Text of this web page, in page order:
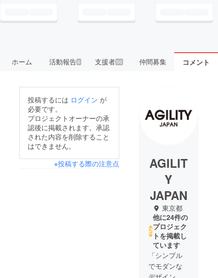
ホーム 活動報告6 支援者50 仲間募集 コメント
投稿するには ログイン が
必要です。
プロジェクトオーナーの承
認後に掲載されます。承認
された内容を削除すること
はできません。
※投稿する際の注意点
AGILIT
Y
JAPAN
東京都
他に24件の
プロジェク
トを掲載し
ています
「シンプル
でモダンな